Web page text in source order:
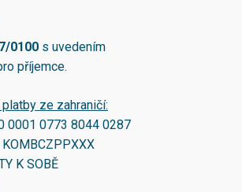
0100 s uvedením
příjemce.
ze zahraničí:
0001 0773 8044 0287
KOMBCZPPXXX
K SOBĚ